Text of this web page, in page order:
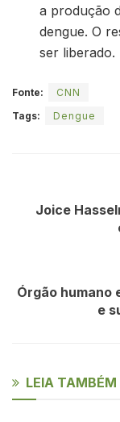
a produção
dengue. O
ser liberado.
Fonte:
CNN
Tags:
Dengue
Joice
Órgão humano
e
LEIA TAMBÉM